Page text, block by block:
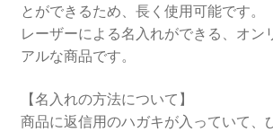
とができるため、長く使用可能です。
レーザーによる名入れができる、オン
アルな商品です。
【名入れの方法について】
商品に返信用のハガキが入っていて、